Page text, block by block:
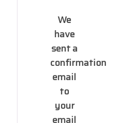
We
have
sent a
confirmation
email
to
your
email